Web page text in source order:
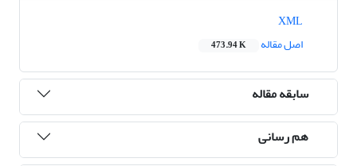
اصل مقاله
473.94 K
سابقه مقاله
هم رسانی